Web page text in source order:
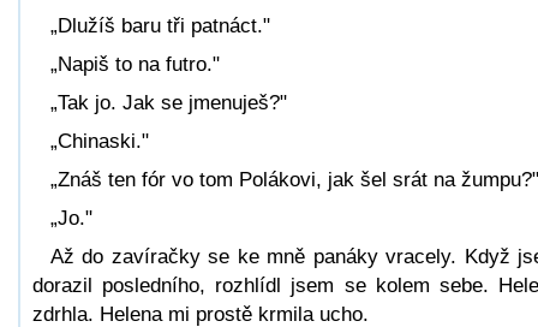
„Dlužíš baru tři patnáct."
„Napiš to na futro."
„Tak jo. Jak se jmenuješ?"
„Chinaski."
„Znáš ten fór vo tom Polákovi, jak šel srát na žumpu?"
„Jo."
Až do zavíračky se ke mně panáky vracely. Když
dorazil posledního, rozhlídl jsem se kolem sebe.
zdrhla. Helena mi prostě krmila ucho.